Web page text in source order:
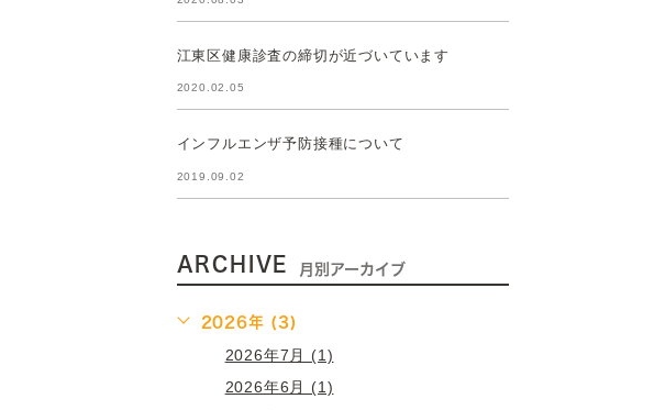
江東区健康診査の締切が近づいています
2020.02.05
インフルエンザ予防接種について
2019.09.02
ARCHIVE 月別アーカイブ
2026年 (3)
2026年7月 (1)
2026年6月 (1)